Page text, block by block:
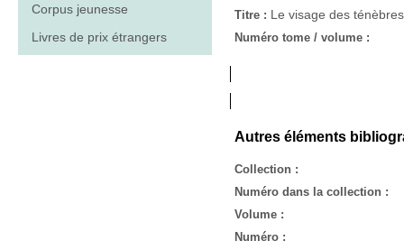
Corpus jeunesse
Livres de prix étrangers
Titre : Le visage des
Numéro tome / volume :
Autres éléments
Collection :
Numéro dans la collection :
Volume :
Numéro :